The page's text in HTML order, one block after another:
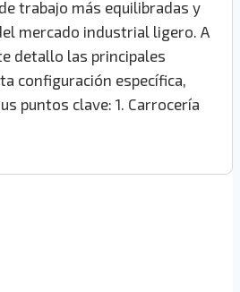
trabajo más equilibradas y
mercado industrial ligero. A
detallo las principales
configuración específica,
puntos clave: 1. Carrocería